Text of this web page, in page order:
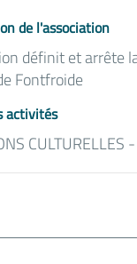
de l'association
définit et arrête
Fontfroide
activités
CULTURELLES